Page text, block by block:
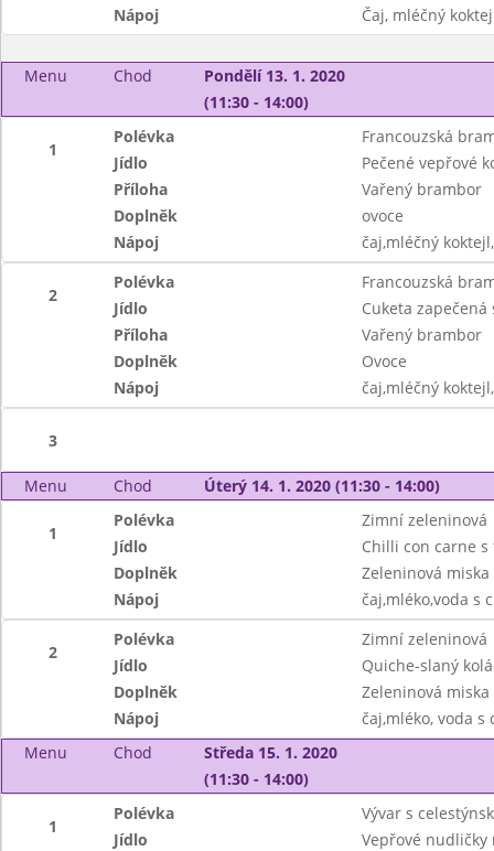
Nápoj
Čaj, mléčný
Menu Chod
Pondělí 13. 1. 2020
(11:30 - 14:00)
1
Polévka
Francouzská
Jídlo
Pečené vepřové
Příloha
Vařený brambor
Doplněk
ovoce
Nápoj
čaj,mléčný
2
Polévka
Francouzská
Jídlo
Cuketa
Příloha
Vařený brambor
Doplněk
Ovoce
Nápoj
čaj,mléčný
3
Menu Chod Úterý 14. 1. 2020 (11:30 - 14:00)
1
Polévka
Zimní zeleninová
Jídlo
Chilli con carne
Doplněk
Zeleninová miska
Nápoj
čaj,mléko,voda s
2
Polévka
Zimní zeleninová
Jídlo
Quiche-slaný
Doplněk
Zeleninová miska
Nápoj
čaj,mléko, voda s
Menu
Chod
Středa 15. 1. 2020
(11:30 - 14:00)
1
Polévka
Vývar s
Jídlo
Vepřové nudličky